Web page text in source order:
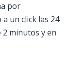
por
un click las 24
2 minutos y en